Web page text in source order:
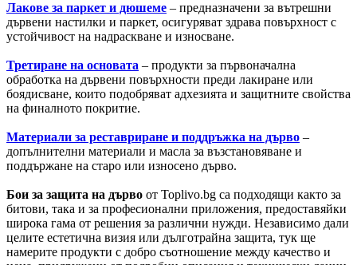
Лакове за паркет и дюшеме – предназначени за вътрешни
дървени настилки и паркет, осигуряват здрава повърхност с
устойчивост на надраскване и износване.
Третиране на основата – продукти за първоначална
обработка на дървени повърхности преди лакиране или
боядисване, които подобряват адхезията и защитните свойства
на финалното покритие.
Материали за реставриране и поддръжка на дърво –
допълнителни материали и масла за възстановяване и
поддържане на старо или износено дърво.
Бои за защита на дърво от Toplivo.bg са подходящи както за
битови, така и за професионални приложения, предоставяйки
широка гама от решения за различни нужди. Независимо дали
целите естетична визия или дълготрайна защита, тук ще
намерите продукти с добро съотношение между качество и